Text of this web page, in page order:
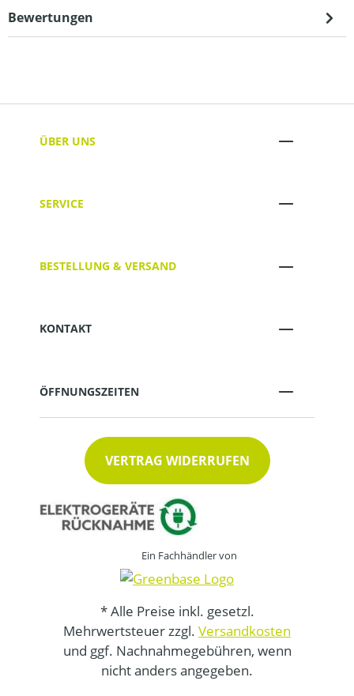
Bewertungen
ÜBER UNS
SERVICE
BESTELLUNG & VERSAND
KONTAKT
ÖFFNUNGSZEITEN
VERTRAG WIDERRUFEN
Ein Fachhändler von
* Alle Preise inkl. gesetzl.
Mehrwertsteuer zzgl. Versandkosten
und ggf. Nachnahmegebühren, wenn
nicht anders angegeben.